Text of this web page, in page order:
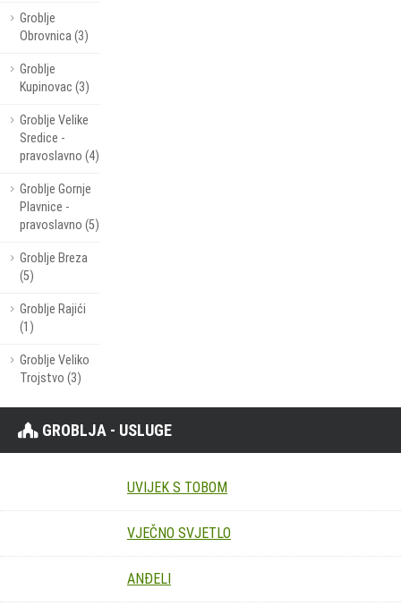
Groblje
Obrovnica (3)
Groblje
Kupinovac (3)
Groblje Velike
Sredice -
pravoslavno (4)
Groblje Gornje
Plavnice -
pravoslavno (5)
Groblje Breza
(5)
Groblje Rajići
(1)
Groblje Veliko
Trojstvo (3)
GROBLJA - USLUGE
UVIJEK S TOBOM
VJEČNO SVJETLO
ANĐELI